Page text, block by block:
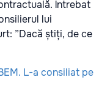
Întrebat
lui
”Dacă știți, de ce